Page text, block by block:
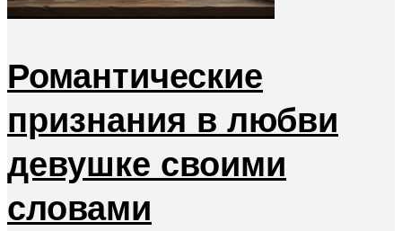
Романтические
признания в любви
девушке своими
словами